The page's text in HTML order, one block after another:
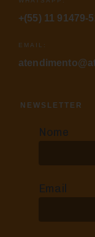
+(55) 11 91479-
EMAIL:
NEWSLETTER
Nome
Email